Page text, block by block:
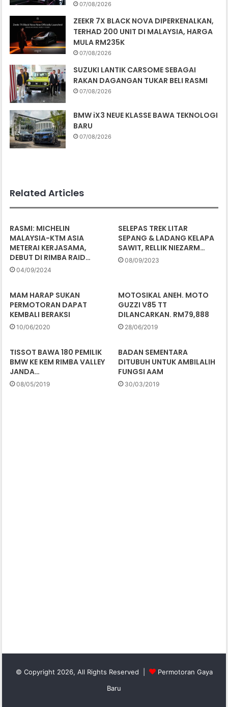
07/08/2026
ZEEKR 7X BLACK NOVA DIPERKENALKAN,
TERHAD 200 UNIT DI MALAYSIA, HARGA
MULA RM235K
07/08/2026
SUZUKI LANTIK CARSOME SEBAGAI
RAKAN DAGANGAN TUKAR BELI RASMI
07/08/2026
BMW iX3 NEUE KLASSE BAWA TEKNOLOGI
BARU
07/08/2026
Related Articles
RASMI: MICHELIN
MALAYSIA-KTM ASIA
METERAI KERJASAMA,
DEBUT DI RIMBA RAID…
04/09/2024
SELEPAS TREK LITAR
SEPANG & LADANG KELAPA
SAWIT, RELLIK NIEZARM…
08/09/2023
MAM HARAP SUKAN
PERMOTORAN DAPAT
KEMBALI BERAKSI
10/06/2020
MOTOSIKAL ANEH. MOTO
GUZZI V85 TT
DILANCARKAN. RM79,888
28/06/2019
TISSOT BAWA 180 PEMILIK
BMW KE KEM RIMBA VALLEY
JANDA…
08/05/2019
BADAN SEMENTARA
DITUBUH UNTUK AMBILALIH
FUNGSI AAM
30/03/2019
© Copyright 2026, All Rights Reserved |
Permotoran Gaya
Baru